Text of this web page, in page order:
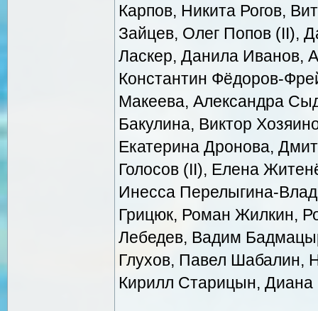
Карпов, Никита Рогов,
Зайцев, Олег Попов (II),
Ласкер, Данила Иванов,
Константин Фёдоров-
Макеева, Александра
Бакулина, Виктор
Екатерина Дронова,
Голосов (II), Елена
Инесса Перелыгина-
Грицюк, Роман Жилкин,
Лебедев, Вадим
Глухов, Павел Шабалин,
Кирилл Старицын, Диана